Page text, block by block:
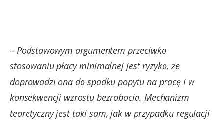
– Podstawowym argumentem przeciwko
stosowaniu płacy minimalnej jest ryzyko, że
doprowadzi ona do spadku popytu na pracę i w
konsekwencji wzrostu bezrobocia. Mechanizm
teoretyczny jest taki sam, jak w przypadku regulacji